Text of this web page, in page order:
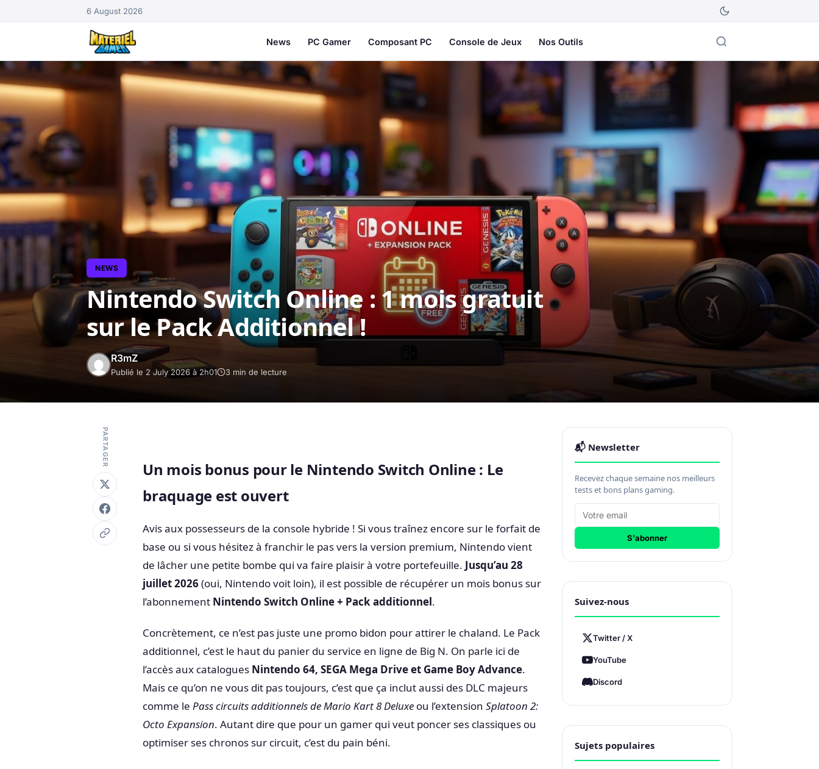
6 August 2026
News PC Gamer Composant PC Console de Jeux Nos Outils
NEWS
Nintendo Switch Online : 1 mois gratuit
sur le Pack Additionnel !
R3mZ
Publié le 2 July 2026 à 2h01 3 min de lecture
PARTAGER
Un mois bonus pour le Nintendo Switch Online : Le
braquage est ouvert
Avis aux possesseurs de la console hybride ! Si vous traînez encore sur le forfait de
base ou si vous hésitez à franchir le pas vers la version premium, Nintendo vient
de lâcher une petite bombe qui va faire plaisir à votre portefeuille. Jusqu’au 28
juillet 2026(oui, Nintendo voit loin), il est possible de récupérer un mois bonus sur
l’abonnement Nintendo Switch Online + Pack additionnel.
Concrètement, ce n’est pas juste une promo bidon pour attirer le chaland. Le Pack
additionnel, c’est le haut du panier du service en ligne de Big N. On parle ici de
l’accès aux catalogues Nintendo 64, SEGA Mega Drive et Game Boy Advance.
Mais ce qu’on ne vous dit pas toujours, c’est que ça inclut aussi des DLC majeurs
comme le Pass circuits additionnels de Mario Kart 8 Deluxe ou l’extension Splatoon 2:
Octo Expansion. Autant dire que pour un gamer qui veut poncer ses classiques ou
optimiser ses chronos sur circuit, c’est du pain béni.
📬 Newsletter
Recevez chaque semaine nos meilleurs
tests et bons plans gaming.
S'abonner
Suivez-nous
Twitter / X
YouTube
Discord
Sujets populaires